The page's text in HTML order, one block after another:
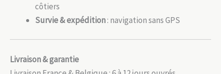
côtiers
Survie & expédition: navigation sans GPS
Livraison & garantie